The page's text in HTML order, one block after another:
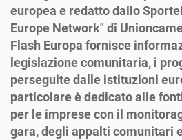
europea e redatto dallo
Europe Network" di
Flash Europa fornisce
legislazione comunitaria, i
perseguite dalle istituzioni
particolare è dedicato alle
per le imprese con il
gara, degli appalti comunitari